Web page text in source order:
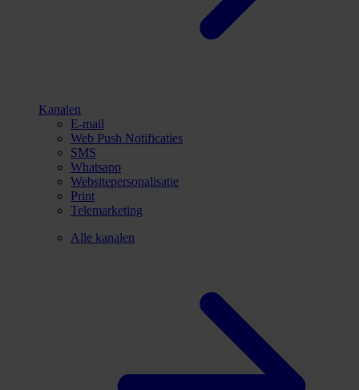
Kanalen
E-mail
Web Push Notificaties
SMS
Whatsapp
Websitepersonalisatie
Print
Telemarketing
Alle kanalen